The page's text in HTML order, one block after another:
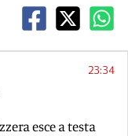
23:34
esce a testa